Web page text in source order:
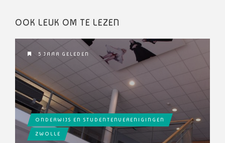
OOK LEUK OM TE LEZEN
5 JAAR GELEDEN
ONDERWIJS EN STUDENTENVERENIGINGEN
ZWOLLE